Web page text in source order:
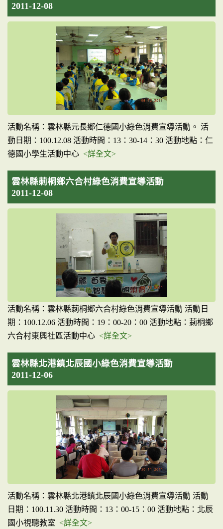
2011-12-08
活動名稱：雲林縣元長鄉仁德國小綠色消費宣導活動。 活
動日期：100.12.08 活動時間：13：30-14：30 活動地點：仁
德國小學生活動中心 <詳全文>
雲林縣莿桐鄉六合村綠色消費宣導活動
2011-12-08
活動名稱：雲林縣莿桐鄉六合村綠色消費宣導活動 活動日
期：100.12.06 活動時間：19：00-20：00 活動地點：莿桐鄉
六合村東興社區活動中心 <詳全文>
雲林縣北港鎮北辰國小綠色消費宣導活動
2011-12-06
活動名稱：雲林縣北港鎮北辰國小綠色消費宣導活動 活動
日期：100.11.30 活動時間：13：00-15：00 活動地點：北辰
國小視聽教室 <詳全文>